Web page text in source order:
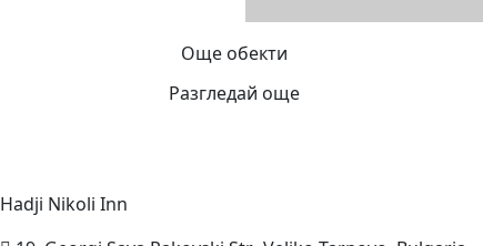
Още обекти
Разгледай още
Hadji NikoliInn